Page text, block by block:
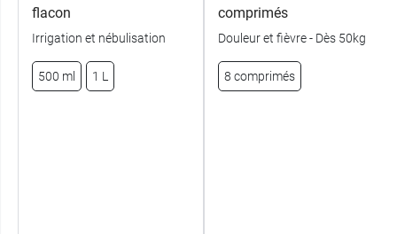
flacon
Irrigation et nébulisation
500 ml 1 L
comprimés
Douleur et fièvre - Dès 50kg
8 comprimés